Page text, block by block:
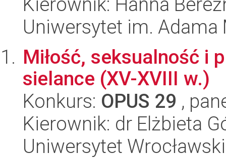
Uniwersytet im.
Miłość, seksualność i
sielance (XV-XVIII w.)
Konkurs: OPUS 29 ,
Kierownik: dr Elżbieta
Uniwersytet Wrocławski